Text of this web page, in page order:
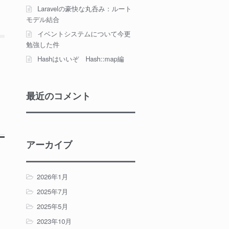
Laravelの豪快な丸呑み：ルート
モデル結合
イベントシステムについて今更
勉強した件
Hashはいいぞ Hash::map編
最近のコメント
アーカイブ
2026年1月
2025年7月
2025年5月
2023年10月